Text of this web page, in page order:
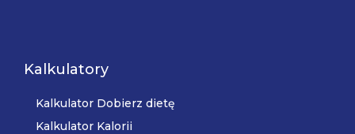
Kalkulatory
Kalkulator Dobierz dietę
Kalkulator Kalorii